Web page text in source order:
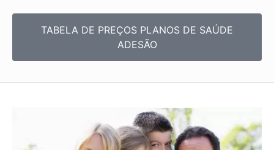
TABELA DE PREÇOS PLANOS DE SAÚDE
ADESÃO